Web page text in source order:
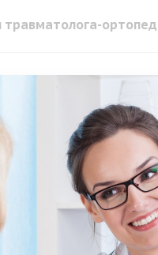
травматолога-
травматолога-